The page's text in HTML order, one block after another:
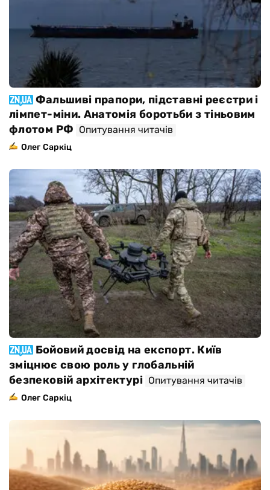
Фальшиві прапори, підставні реєстри і
лімпет-міни. Анатомія боротьби з тіньовим
флотом РФ Опитування читачів
Олег Саркіц
Бойовий досвід на експорт. Київ
зміцнює свою роль у глобальній
безпековій архітектурі Опитування читачів
Олег Саркіц